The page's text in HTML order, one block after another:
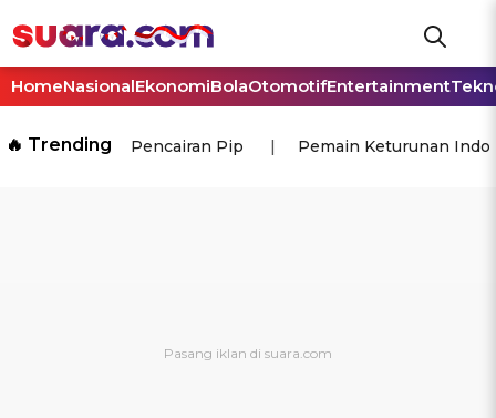
HomeNasionalEkonomiBolaOtomotifEntertainment
🔥 Trending Pencairan Pip Pemain Keturunan